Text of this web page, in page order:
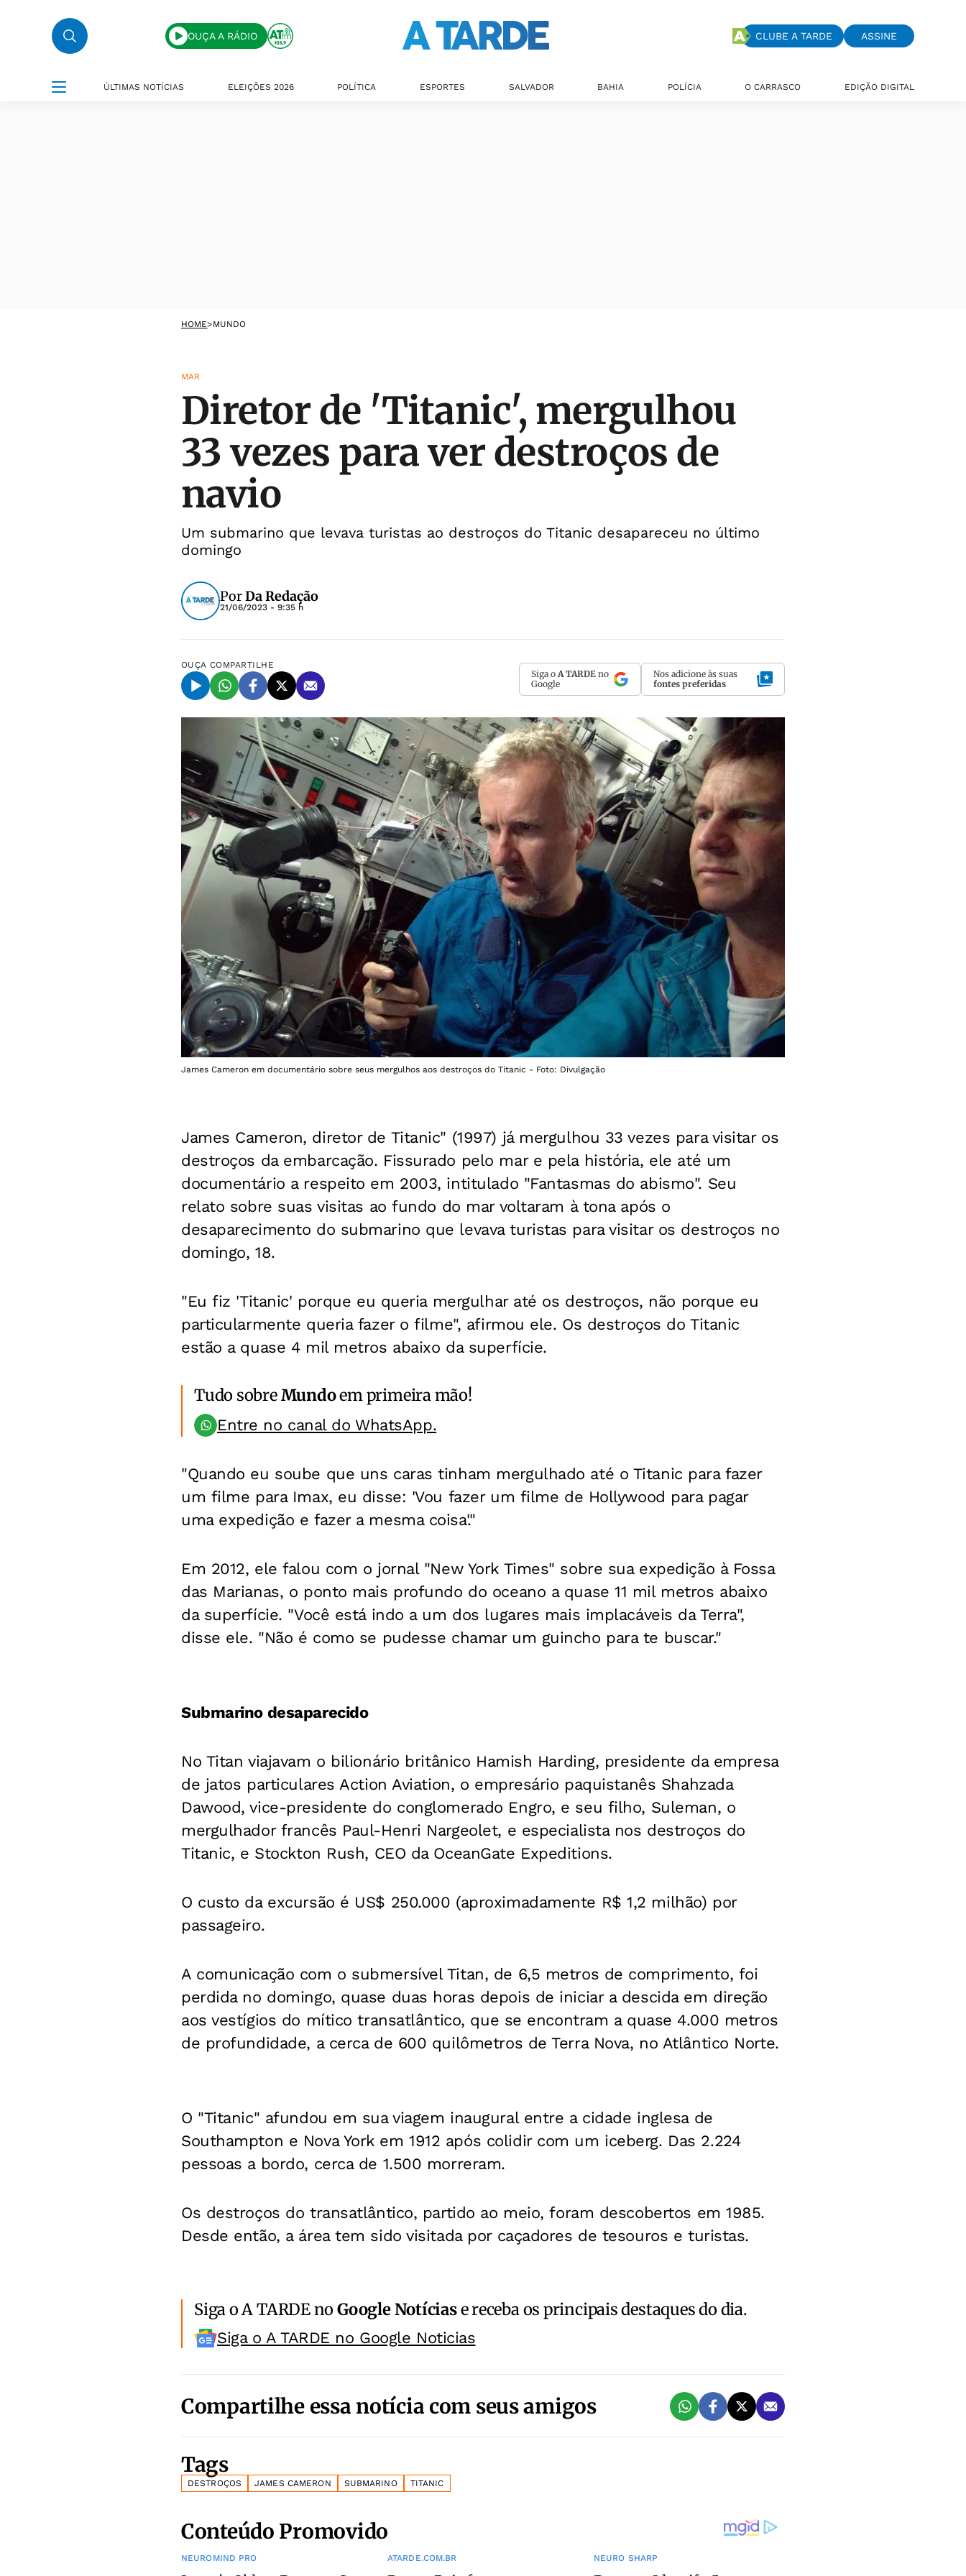
OUÇA A RÁDIO CLUBE A TARDE ASSINE
ÚLTIMAS NOTÍCIAS ELEIÇÕES 2026 POLÍTICA ESPORTES SALVADOR BAHIA POLÍCIA O CARRASCO EDIÇÃO DIGITAL
HOME>MUNDO
MAR
Diretor de 'Titanic', mergulhou
33 vezes para ver destroços de
navio
Um submarino que levava turistas ao destroços do Titanic desapareceu no último
domingo
PorDa Redação
21/06/2023 - 9:35 h
OUÇA COMPARTILHE
Siga o A TARDE no
Google
Nos adicione às suas
fontes preferidas
James Cameron em documentário sobre seus mergulhos aos destroços do Titanic - Foto: Divulgação
James Cameron, diretor de Titanic" (1997) já mergulhou 33 vezes para visitar os
destroços da embarcação. Fissurado pelo mar e pela história, ele até um
documentário a respeito em 2003, intitulado "Fantasmas do abismo". Seu
relato sobre suas visitas ao fundo do mar voltaram à tona após o
desaparecimento do submarino que levava turistas para visitar os destroços no
domingo, 18.
"Eu fiz 'Titanic' porque eu queria mergulhar até os destroços, não porque eu
particularmente queria fazer o filme", afirmou ele. Os destroços do Titanic
estão a quase 4 mil metros abaixo da superfície.
Tudo sobreMundoem primeira mão!
Entre no canal do WhatsApp.
"Quando eu soube que uns caras tinham mergulhado até o Titanic para fazer
um filme para Imax, eu disse: 'Vou fazer um filme de Hollywood para pagar
uma expedição e fazer a mesma coisa'."
Em 2012, ele falou com o jornal "New York Times" sobre sua expedição à Fossa
das Marianas, o ponto mais profundo do oceano a quase 11 mil metros abaixo
da superfície. "Você está indo a um dos lugares mais implacáveis da Terra",
disse ele. "Não é como se pudesse chamar um guincho para te buscar."
Submarino desaparecido
No Titan viajavam o bilionário britânico Hamish Harding, presidente da empresa
de jatos particulares Action Aviation, o empresário paquistanês Shahzada
Dawood, vice-presidente do conglomerado Engro, e seu filho, Suleman, o
mergulhador francês Paul-Henri Nargeolet, e especialista nos destroços do
Titanic, e Stockton Rush, CEO da OceanGate Expeditions.
O custo da excursão é US$ 250.000 (aproximadamente R$ 1,2 milhão) por
passageiro.
A comunicação com o submersível Titan, de 6,5 metros de comprimento, foi
perdida no domingo, quase duas horas depois de iniciar a descida em direção
aos vestígios do mítico transatlântico, que se encontram a quase 4.000 metros
de profundidade, a cerca de 600 quilômetros de Terra Nova, no Atlântico Norte.
O "Titanic" afundou em sua viagem inaugural entre a cidade inglesa de
Southampton e Nova York em 1912 após colidir com um iceberg. Das 2.224
pessoas a bordo, cerca de 1.500 morreram.
Os destroços do transatlântico, partido ao meio, foram descobertos em 1985.
Desde então, a área tem sido visitada por caçadores de tesouros e turistas.
Siga o A TARDE noGoogle Notíciase receba os principais destaques do dia.
Siga o A TARDE no Google Noticias
Compartilhe essa notícia com seus amigos
Tags
DESTROÇOS JAMES CAMERON SUBMARINO TITANIC